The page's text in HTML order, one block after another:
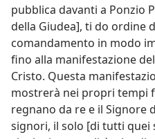
pubblica davanti a Ponzio
della Giudea], ti do ordine
comandamento in modo
fino alla manifestazione
Cristo. Questa
mostrerà nei propri tempi
regnano da re e il Signore
signori, il solo [di tutti